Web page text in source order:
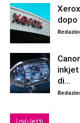
dopo
di...